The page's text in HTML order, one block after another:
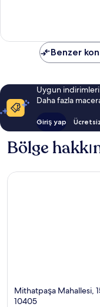
Benzer
Uygun indirimleri
Daha fazla
Giriş yap
Bölge
Mithatpaşa Mahallesi,
10405